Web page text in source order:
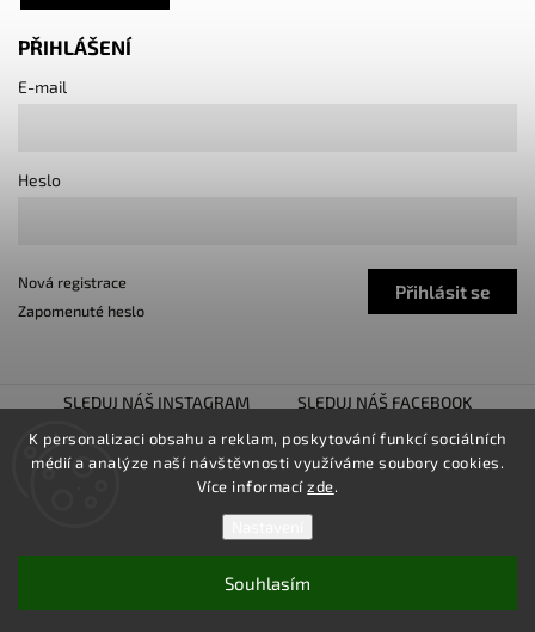
K personalizaci obsahu a reklam, poskytování funkcí sociálních
médií a analýze naší návštěvnosti využíváme soubory cookies.
Více informacízde.
Souhlasím
PŘIHLÁŠENÍ
E-mail
Heslo
Přihlásit se
Nová registrace
Zapomenuté heslo
SLEDUJ NÁŠ INSTAGRAM
SLEDUJ NÁŠ FACEBOOK
TUNING SHOW TROJHALÍ
SNÍŽENO.CZ
LOWER UNITED